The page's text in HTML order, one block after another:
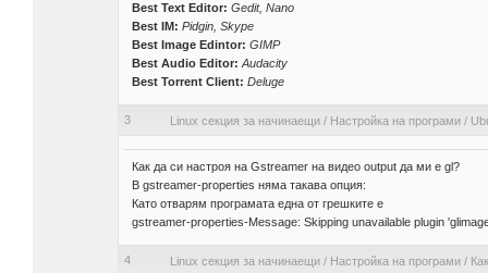
Best Text Editor: Gedit, Nano
Best IM: Pidgin, Skype
Best Image Edintor: GIMP
Best Audio Editor: Audacity
Best Torrent Client: Deluge
3 Linux секция за начинаещи/ Настройка на програми/
Как да си настроя на Gstreamer на видео оutput да ми е gl?
В gstreamer-properties няма такава опция:
Като отварям програмата една от грешките е
gstreamer-properties-Message: Skipping unavailable plugin
4 Linux секция за начинаещи/ Настройка на програми/